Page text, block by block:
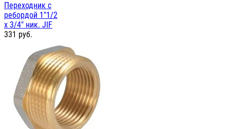
Переходник с
ребордой 1"1/2
х 3/4" ник. JIF
331 руб.